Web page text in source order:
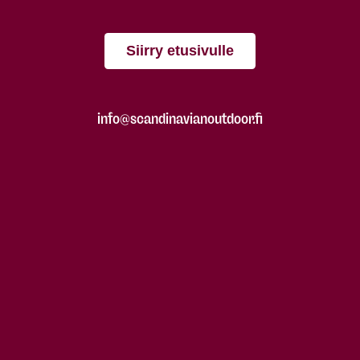
Siirry etusivulle
info@scandinavianoutdoor.fi